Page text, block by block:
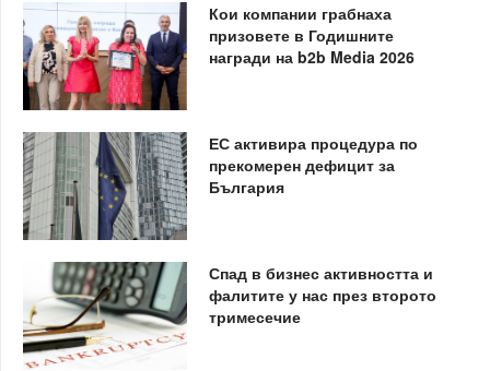
Кои компании грабнаха
призовете в Годишните
награди на b2b Media 2026
ЕС активира процедура по
прекомерен дефицит за
България
Спад в бизнес активността и
фалитите у нас през второто
тримесечие